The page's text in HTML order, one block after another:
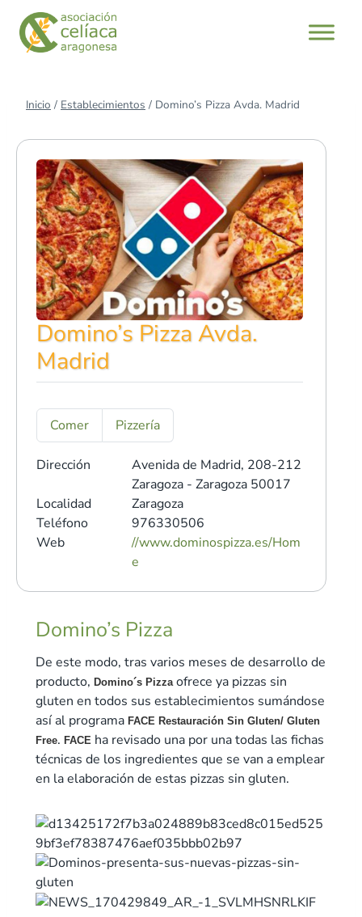
Saltar
contenido
Inicio / Establecimientos / Domino’s Pizza Avda. Madrid
Domino’s Pizza Avda.
Madrid
Comer Pizzería
Dirección
Avenida de Madrid, 208-212
Zaragoza - Zaragoza 50017
Localidad
Zaragoza
Teléfono
976330506
Web
//www.dominospizza.es/Hom
e
Domino’s Pizza
De este modo, tras varios meses de desarrollo de
producto, Domino´s Pizzaofrece ya pizzas sin
gluten en todos sus establecimientos sumándose
así al programa FACE Restauración Sin Gluten/ Gluten
Free. FACE ha revisado una por una todas las fichas
técnicas de los ingredientes que se van a emplear
en la elaboración de estas pizzas sin gluten.